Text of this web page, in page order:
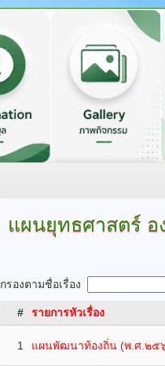
แผนยุทธศาสตร์ อ
กรองตามชื่อเรื่อง
# รายการหัวเรื่อง
1 แผนพัฒนาท้องถิ่น (พ.ศ.๒๕